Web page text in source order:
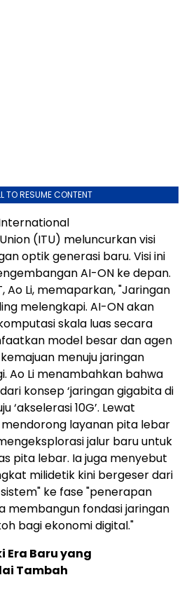
TO RESUME CONTENT
(ITU) meluncurkan visi
optik generasi baru. Visi ini
AI-ON ke depan.
Ao Li, memaparkan, "Jaringan
melengkapi. AI-ON akan
skala luas secara
model besar dan agen
menuju jaringan
Ao Li menambahkan bahwa
konsep ‘jaringan gigabita di
‘akselerasi 10G’. Lewat
mendorong layanan pita lebar
jalur baru untuk
pita lebar. Ia juga menyebut
milidetik kini bergeser dari
ke fase "penerapan
membangun fondasi jaringan
bagi ekonomi digital."
Era Baru yang
Tambah